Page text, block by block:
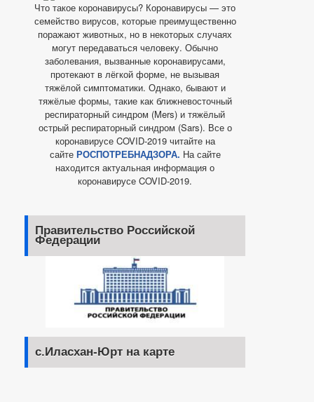
Что такое коронавирусы? Коронавирусы — это
семейство вирусов, которые преимущественно
поражают животных, но в некоторых случаях
могут передаваться человеку. Обычно
заболевания, вызванные коронавирусами,
протекают в лёгкой форме, не вызывая
тяжёлой симптоматики. Однако, бывают и
тяжёлые формы, такие как ближневосточный
респираторный синдром (Mers) и тяжёлый
острый респираторный синдром (Sars). Все о
коронавирусе COVID-2019 читайте на
сайте РОСПОТРЕБНАДЗОРА. На сайте
находится актуальная информация о
коронавирусе COVID-2019.
Правительство Российской
Федерации
с.Иласхан-Юрт на карте